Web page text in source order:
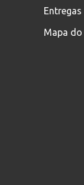
Entregas
Mapa do